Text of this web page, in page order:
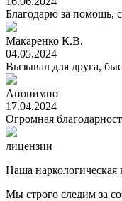
Благодарю за помощь,
Макаренко К.В.
04.05.2024
Вызывал для друга,
Анонимно
17.04.2024
Огромная
лицензии
Наша наркологическая
Мы строго следим за